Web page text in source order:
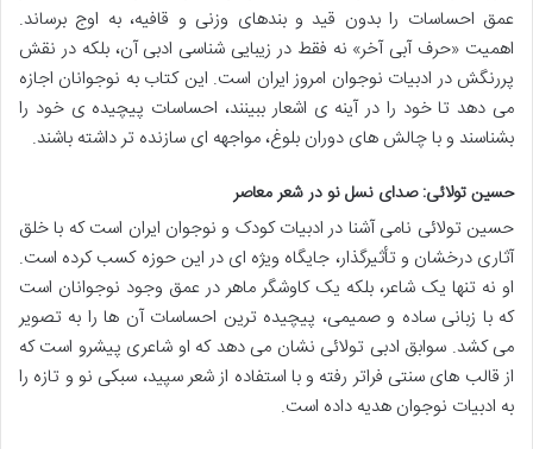
عمق احساسات را بدون قید و بندهای وزنی و قافیه، به اوج برساند.
اهمیت «حرف آبی آخر» نه فقط در زیبایی شناسی ادبی آن، بلکه در نقش
پررنگش در ادبیات نوجوان امروز ایران است. این کتاب به نوجوانان اجازه
می دهد تا خود را در آینه ی اشعار ببینند، احساسات پیچیده ی خود را
بشناسند و با چالش های دوران بلوغ، مواجهه ای سازنده تر داشته باشند.
حسین تولائی: صدای نسل نو در شعر معاصر
حسین تولائی نامی آشنا در ادبیات کودک و نوجوان ایران است که با خلق
آثاری درخشان و تأثیرگذار، جایگاه ویژه ای در این حوزه کسب کرده است.
او نه تنها یک شاعر، بلکه یک کاوشگر ماهر در عمق وجود نوجوانان است
که با زبانی ساده و صمیمی، پیچیده ترین احساسات آن ها را به تصویر
می کشد. سوابق ادبی تولائی نشان می دهد که او شاعری پیشرو است که
از قالب های سنتی فراتر رفته و با استفاده از شعر سپید، سبکی نو و تازه را
به ادبیات نوجوان هدیه داده است.